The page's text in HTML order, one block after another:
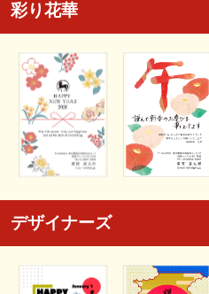
彩り花華
デザイナーズ